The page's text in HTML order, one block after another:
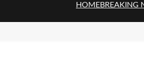
HOMEBREAKING